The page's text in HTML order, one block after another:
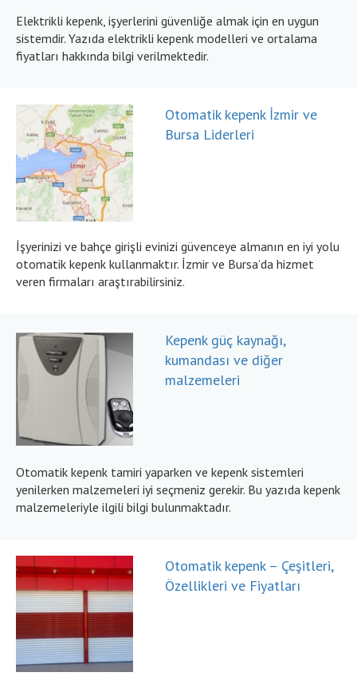
Elektrikli kepenk, işyerlerini güvenliğe almak için en uygun
sistemdir. Yazıda elektrikli kepenk modelleri ve ortalama
fiyatları hakkında bilgi verilmektedir.
Otomatik kepenk İzmir ve
Bursa Liderleri
İşyerinizi ve bahçe girişli evinizi güvenceye almanın en iyi yolu
otomatik kepenk kullanmaktır. İzmir ve Bursa’da hizmet
veren firmaları araştırabilirsiniz.
Kepenk güç kaynağı,
kumandası ve diğer
malzemeleri
Otomatik kepenk tamiri yaparken ve kepenk sistemleri
yenilerken malzemeleri iyi seçmeniz gerekir. Bu yazıda kepenk
malzemeleriyle ilgili bilgi bulunmaktadır.
Otomatik kepenk – Çeşitleri,
Özellikleri ve Fiyatları